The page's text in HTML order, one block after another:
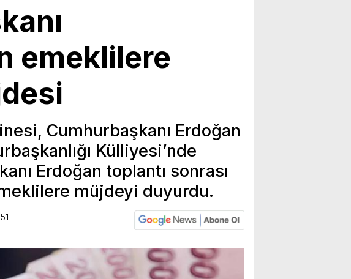
emeklilere
Cumhurbaşkanı Erdoğan
Külliyesi’nde
Erdoğan toplantı sonrası
müjdeyi duyurdu.